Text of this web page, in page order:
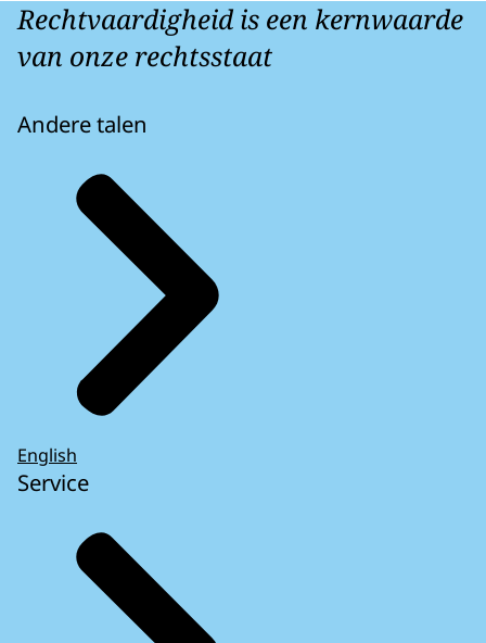
Rechtvaardigheid is een kernwaarde
van onze rechtsstaat
Andere talen
English
Service